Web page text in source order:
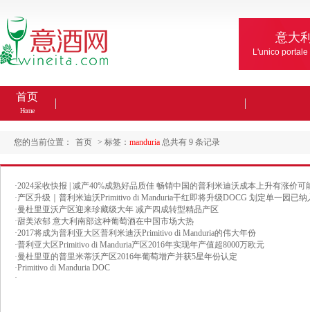
意大
L'unico
首页
Home
您的当前位置： 首页 > 标签： manduria 总共有 9 条记录
·2024采收快报 | 减产40%成熟好品质佳 畅销中国的普利米迪沃成本上升有涨价可
·产区升级｜普利米迪沃Primitivo di Manduria干红即将升级DOCG 划定单一园已纳
·曼杜里亚沃产区迎来珍藏级大年 减产四成转型精品产区
·甜美浓郁 意大利南部这种葡萄酒在中国市场大热
·2017将成为普利亚大区普利米迪沃Primitivo di Manduria的伟大年份
·普利亚大区Primitivo di Manduria产区2016年实现年产值超8000万欧元
·曼杜里亚的普里米蒂沃产区2016年葡萄增产并获5星年份认定
·Primitivo di Manduria DOC
·